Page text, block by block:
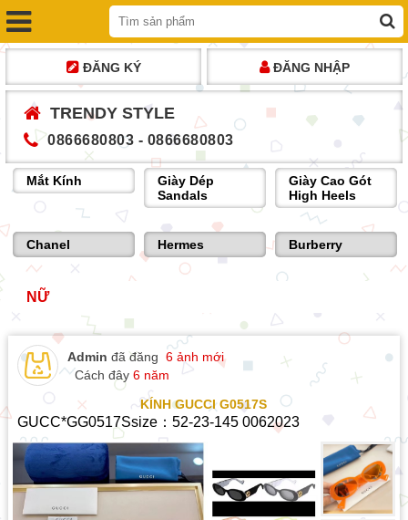
ĐĂNG KÝ ĐĂNG NHẬP
TRENDY STYLE
0866680803 - 0866680803
Giày Dép
Sandals
Giày Cao Gót
High Heels
Giày Bệt Ballet
Flats
Hermes Burberry Fendi
NỮ
Admin đã đăng 6 ảnh mới
Cách đây 6 năm
KÍNH GUCCI G0517S
GUCC*GG0517Ssize：52-23-145 0062023